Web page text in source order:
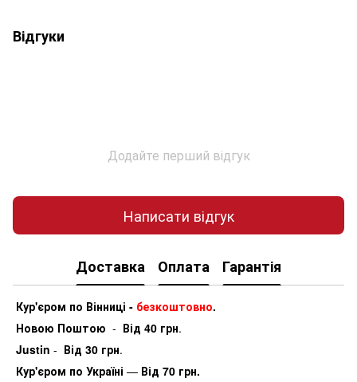
Відгуки
Додайте перший відгук
Написати відгук
Доставка Оплата Гарантія
Кур'єром по Вінниці - безкоштовно.
Новою Поштою - Від 40 грн.
Justin - Від 30 грн.
Кур'єром по Україні — Від 70 грн.